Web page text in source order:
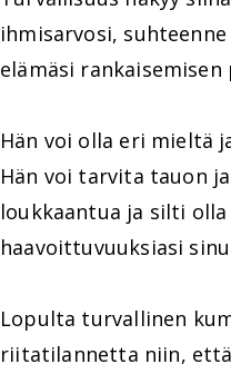
ihmisarvosi,
elämäsi rankaisemisen
Hän voi olla eri mieltä
Hän voi tarvita tauon
loukkaantua ja silti
haavoittuvuuksiasi
Lopulta turvallinen
riitatilannetta niin,